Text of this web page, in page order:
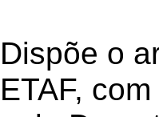
Dispõe o
ETAF,